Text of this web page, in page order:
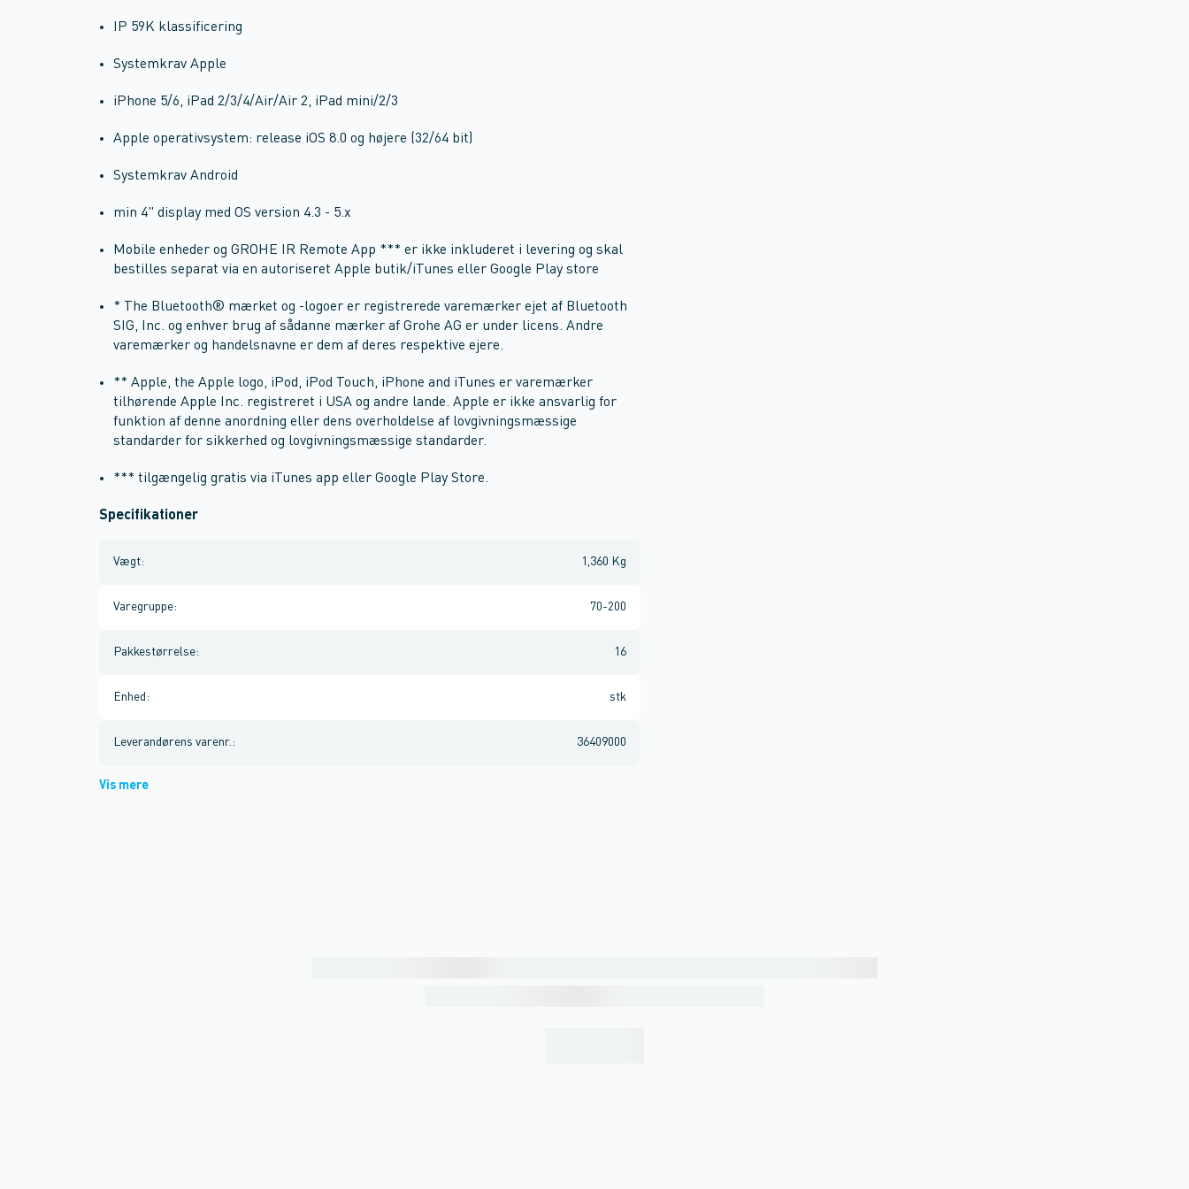
IP 59K klassificering
Systemkrav Apple
iPhone 5/6, iPad 2/3/4/Air/Air 2, iPad mini/2/3
Apple operativsystem: release iOS 8.0 og højere (32/64 bit)
Systemkrav Android
min 4" display med OS version 4.3 - 5.x
Mobile enheder og GROHE IR Remote App *** er ikke inkluderet i levering og skal
bestilles separat via en autoriseret Apple butik/iTunes eller Google Play store
* The Bluetooth® mærket og -logoer er registrerede varemærker ejet af Bluetooth
SIG, Inc. og enhver brug af sådanne mærker af Grohe AG er under licens. Andre
varemærker og handelsnavne er dem af deres respektive ejere.
** Apple, the Apple logo, iPod, iPod Touch, iPhone and iTunes er varemærker
tilhørende Apple Inc. registreret i USA og andre lande. Apple er ikke ansvarlig for
funktion af denne anordning eller dens overholdelse af lovgivningsmæssige
standarder for sikkerhed og lovgivningsmæssige standarder.
*** tilgængelig gratis via iTunes app eller Google Play Store.
Specifikationer
Vægt: 1,360 Kg
Varegruppe: 70-200
Pakkestørrelse: 16
Enhed : stk
Leverandørens varenr. : 36409000
Vis mere